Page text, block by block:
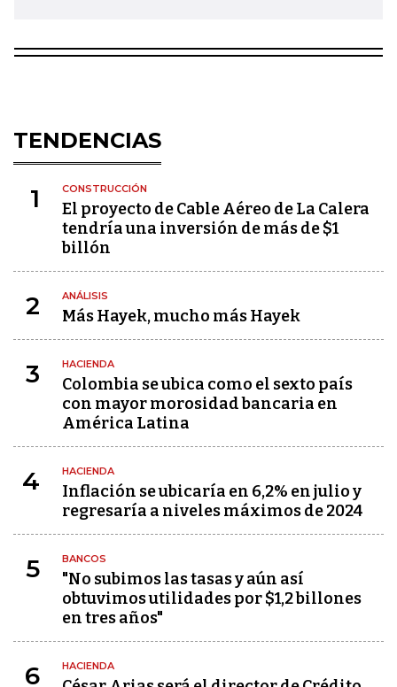
TENDENCIAS
1 CONSTRUCCIÓN
El proyecto de Cable Aéreo de La Calera
tendría una inversión de más de $1
billón
2 ANÁLISIS
Más Hayek, mucho más Hayek
3 HACIENDA
Colombia se ubica como el sexto país
con mayor morosidad bancaria en
América Latina
4 HACIENDA
Inflación se ubicaría en 6,2% en julio y
regresaría a niveles máximos de 2024
5 BANCOS
"No subimos las tasas y aún así
obtuvimos utilidades por $1,2 billones
en tres años"
6 HACIENDA